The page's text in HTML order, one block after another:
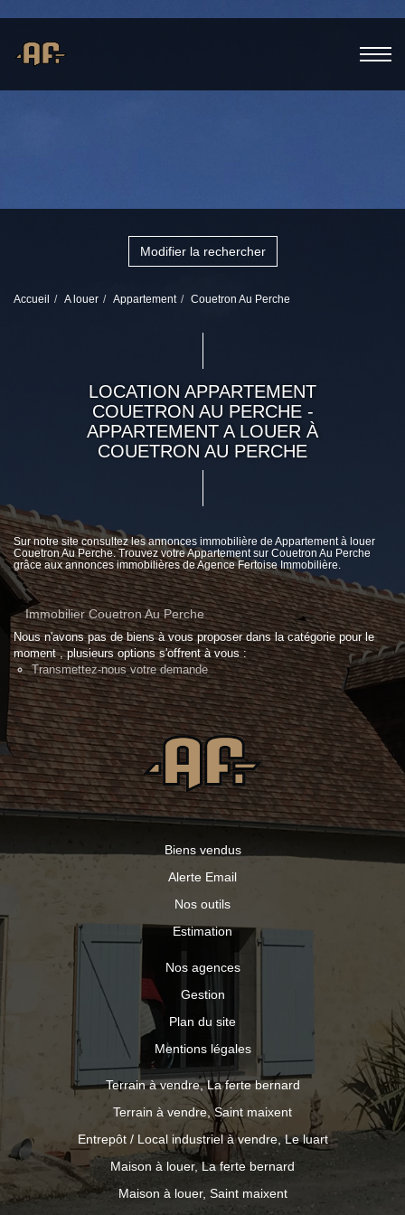
Modifier la rechercher
Accueil A louer Appartement Couetron Au Perche
LOCATION APPARTEMENT
COUETRON AU PERCHE -
APPARTEMENT A LOUER À
COUETRON AU PERCHE
Sur notre site consultez les annonces immobilière de Appartement à louer
Couetron Au Perche. Trouvez votre Appartement sur Couetron Au Perche
grâce aux annonces immobilières de Agence Fertoise Immobilière.
Immobilier Couetron Au Perche
Nous n'avons pas de biens à vous proposer dans la catégorie pour le
moment , plusieurs options s'offrent à vous :
Transmettez-nous votre demande
Biens vendus
Alerte Email
Nos outils
Estimation
Nos agences
Gestion
Plan du site
Mentions légales
Terrain à vendre, La ferte bernard
Terrain à vendre, Saint maixent
Entrepôt / Local industriel à vendre, Le luart
Maison à louer, La ferte bernard
Maison à louer, Saint maixent